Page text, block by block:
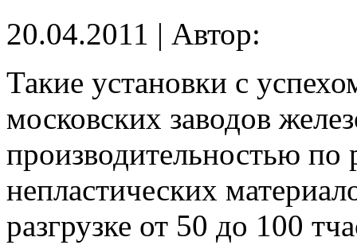
20.04.2011 | Автор:
Такие установки с
московских заводов
производительностью
непластических
разгрузке от 50 до 100